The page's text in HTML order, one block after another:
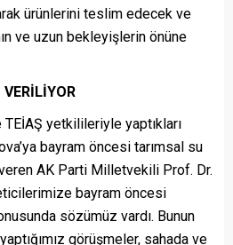
ürünlerini teslim edecek ve
ve uzun bekleyişlerin önüne
VERİLİYOR
yetkilileriyle yaptıkları
bayram öncesi tarımsal su
AK Parti Milletvekili Prof. Dr.
bayram öncesi
sözümüz vardı. Bunun
görüşmeler, sahada ve